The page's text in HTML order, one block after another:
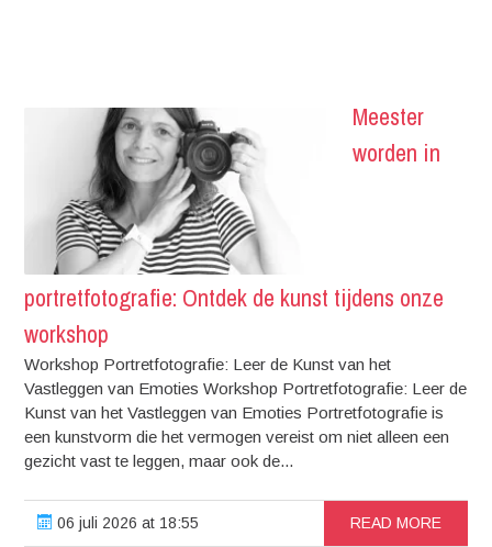
Meester
worden in
portretfotografie: Ontdek de kunst tijdens onze
workshop
Workshop Portretfotografie: Leer de Kunst van het
Vastleggen van Emoties Workshop Portretfotografie: Leer de
Kunst van het Vastleggen van Emoties Portretfotografie is
een kunstvorm die het vermogen vereist om niet alleen een
gezicht vast te leggen, maar ook de...
06 juli 2026 at 18:55 READ MORE